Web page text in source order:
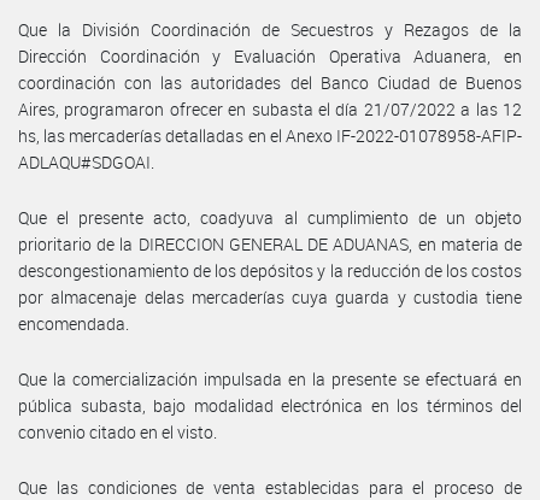
Que la División Coordinación de Secuestros y Rezagos de la
Dirección Coordinación y Evaluación Operativa Aduanera, en
coordinación con las autoridades del Banco Ciudad de Buenos
Aires, programaron ofrecer en subasta el día 21/07/2022 a las 12
hs, las mercaderías detalladas en el Anexo IF-2022-01078958-AFIP-
ADLAQU#SDGOAI.
Que el presente acto, coadyuva al cumplimiento de un objeto
prioritario de la DIRECCION GENERAL DE ADUANAS, en materia de
descongestionamiento de los depósitos y la reducción de los costos
por almacenaje delas mercaderías cuya guarda y custodia tiene
encomendada.
Que la comercialización impulsada en la presente se efectuará en
pública subasta, bajo modalidad electrónica en los términos del
convenio citado en el visto.
Que las condiciones de venta establecidas para el proceso de